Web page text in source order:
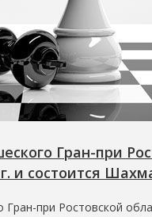
Гран-при
и состоится
Гран-при Ростовской